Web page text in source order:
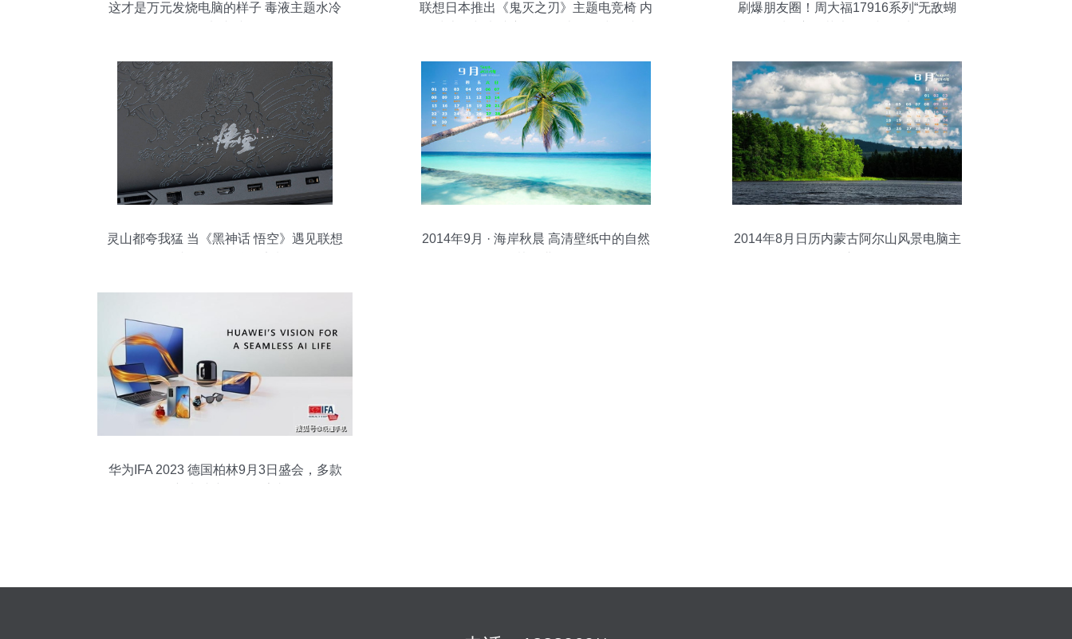
这才是万元发烧电脑的样子 毒液主题水冷
联想日本推出《鬼灭之刃》主题电竞椅 内
刷爆朋友圈！周大福17916系列“无敌蝴
灵山都夸我猛 当《黑神话 悟空》遇见联想
2014年9月 · 海岸秋晨 高清壁纸中的自然
2014年8月日历内蒙古阿尔山风景电脑主
华为IFA 2023 德国柏林9月3日盛会，多款